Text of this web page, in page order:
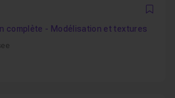
complète - Modélisation et textures